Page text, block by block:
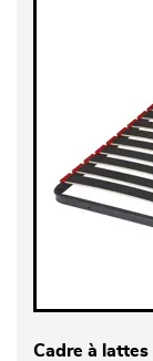
Cadre à lattes